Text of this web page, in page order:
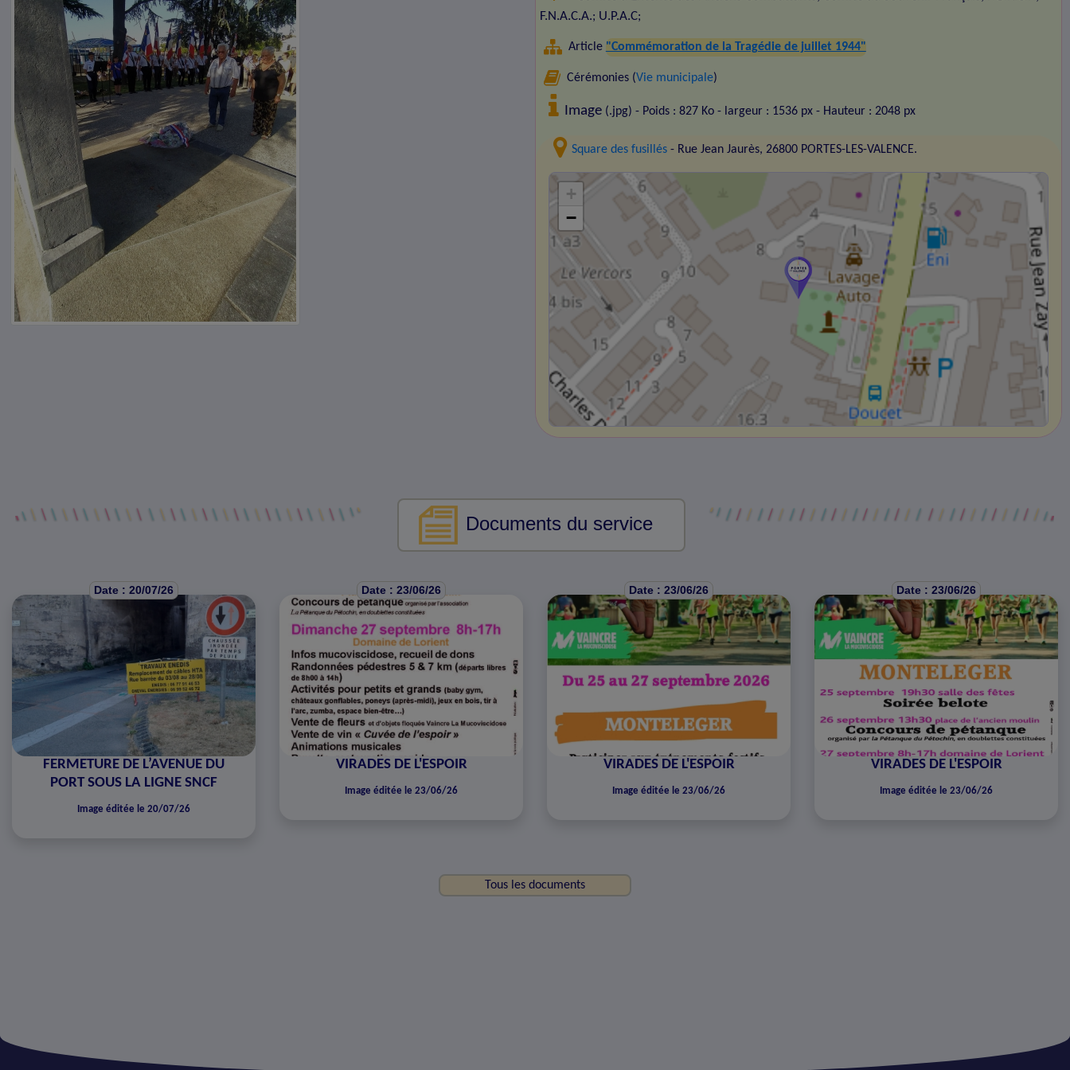
F.N.A.C.A.; U.P.A.C;
Article "Commémoration de la Tragédie de juillet 1944"
Cérémonies (Vie municipale)
Image (.jpg) - Poids : 827 Ko - largeur : 1536 px - Hauteur : 2048 px
Square des fusillés - Rue Jean Jaurès, 26800 PORTES-LES-VALENCE.
+
−
Documents du service
Date : 20/07/26
FERMETURE DE L’AVENUE DU
PORT SOUS LA LIGNE SNCF
Image éditée le 20/07/26
Date : 23/06/26
VIRADES DE L'ESPOIR
Image éditée le 23/06/26
Date : 23/06/26
VIRADES DE L'ESPOIR
Image éditée le 23/06/26
Date : 23/06/26
VIRADES DE L'ESPOIR
Image éditée le 23/06/26
Tous les documents